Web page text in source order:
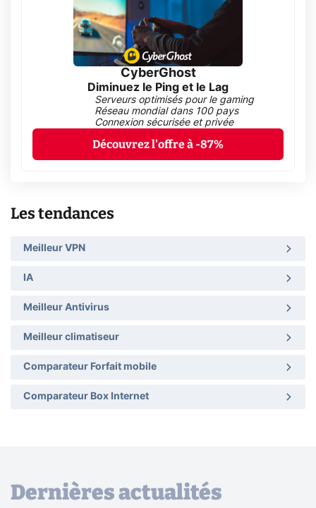
CyberGhost
Diminuez le Ping et le Lag
Serveurs optimisés pour le gaming
Réseau mondial dans 100 pays
Connexion sécurisée et privée
Découvrez l'offre à -87%
Les tendances
Meilleur VPN
IA
Meilleur Antivirus
Meilleur climatiseur
Comparateur Forfait mobile
Comparateur Box Internet
Dernières actualités